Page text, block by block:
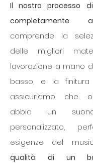
Il nostro processo
completamente
comprende la
delle migliori
lavorazione a mano
basso, e la finitura
assicuriamo che
abbia un
personalizzato,
esigenze del
qualità di un